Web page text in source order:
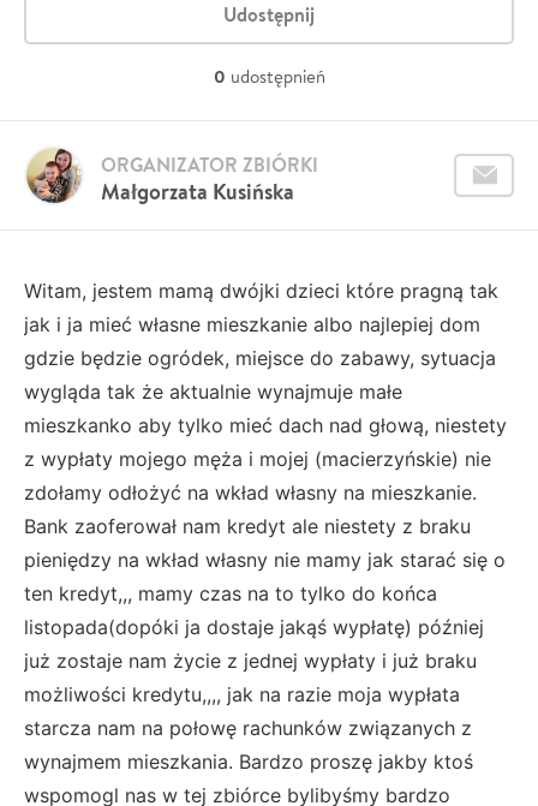
Udostępnij
0 udostępnień
Małgorzata Kusińska
ORGANIZATOR ZBIÓRKI
Witam, jestem mamą dwójki dzieci które pragną tak
jak i ja mieć własne mieszkanie albo najlepiej dom
gdzie będzie ogródek, miejsce do zabawy, sytuacja
wygląda tak że aktualnie wynajmuje małe
mieszkanko aby tylko mieć dach nad głową, niestety
z wypłaty mojego męża i mojej (macierzyńskie) nie
zdołamy odłożyć na wkład własny na mieszkanie.
Bank zaoferował nam kredyt ale niestety z braku
pieniędzy na wkład własny nie mamy jak starać się o
ten kredyt,,, mamy czas na to tylko do końca
listopada(dopóki ja dostaje jakąś wypłatę) później
już zostaje nam życie z jednej wypłaty i już braku
możliwości kredytu,,,, jak na razie moja wypłata
starcza nam na połowę rachunków związanych z
wynajmem mieszkania. Bardzo proszę jakby ktoś
wspomogl nas w tej zbiórce bylibyśmy bardzo